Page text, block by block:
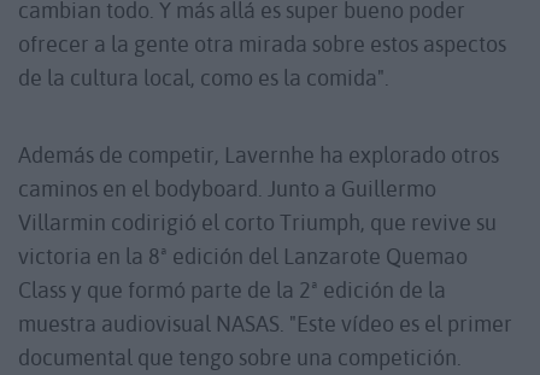
cambian todo. Y más allá es super bueno poder
ofrecer a la gente otra mirada sobre estos aspectos
de la cultura local, como es la comida".
Además de competir, Lavernhe ha explorado otros
caminos en el bodyboard. Junto a Guillermo
Villarmin codirigió el corto Triumph, que revive su
victoria en la 8ª edición del Lanzarote Quemao
Class y que formó parte de la 2ª edición de la
muestra audiovisual NASAS. "Este vídeo es el primer
documental que tengo sobre una competición.